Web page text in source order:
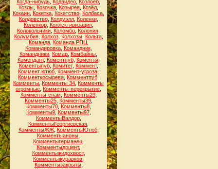
Когда-нибудь Кодвидео Козлоёб
Козлы Козочка Козырев Козёл
Кокаин Кокетка Кокетство Колбаса
Колдовство, Колдуэлл, Коленки,
Коленкор, Коллективизация,
Колокольчики Коломбо Колония
Колумбия, Колхоз, Колхозы, Кольта,
Команда, Команда РПЦ
Командировка, Командник,
Командники Комар Комбайны
Комендант, Коментпуб, Коменты,
Коментыпуб, Комитет, Коммент,
Коммент ютюб Коммент-угроза
Комменткосырева Комментпуб
Комменты Комменты 34 Комменты
огромные Комменты-перекрытие
Комменты-спам
Комменты23,
Комменты25, Комменты39,
Комменты70, Комменты8,
Комменты9, Комменты97,
КомментыВалдор,
КомментыГеоргиевская
КомментыЖЖ, КомментыЮтюб,
Комментыаноны
Комментыгерманец
Комментыдоцент,
Комментыжидохвост,
Комментыжуравков
Комментызакрыты,